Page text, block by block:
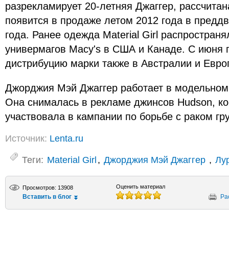
разрекламирует 20-летняя Джаггер,
появится в продаже летом 2012 года в
года. Ранее одежда Material Girl
универмагов Macy's в США и Канаде. С июня
дистрибуцию марки также в Австралии и
Джорджия Мэй Джаггер работает в
Она снималась в рекламе джинсов Hudson,
участвовала в кампании по борьбе с раком
Источник: Lenta.ru
Теги: Material Girl, Джорджия Мэй Джаггер ,
Просмотров: 13908
Вставить в блог
Оценить материал